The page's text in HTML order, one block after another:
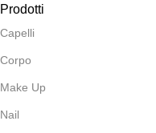
Prodotti
Capelli
Corpo
Make Up
Nail